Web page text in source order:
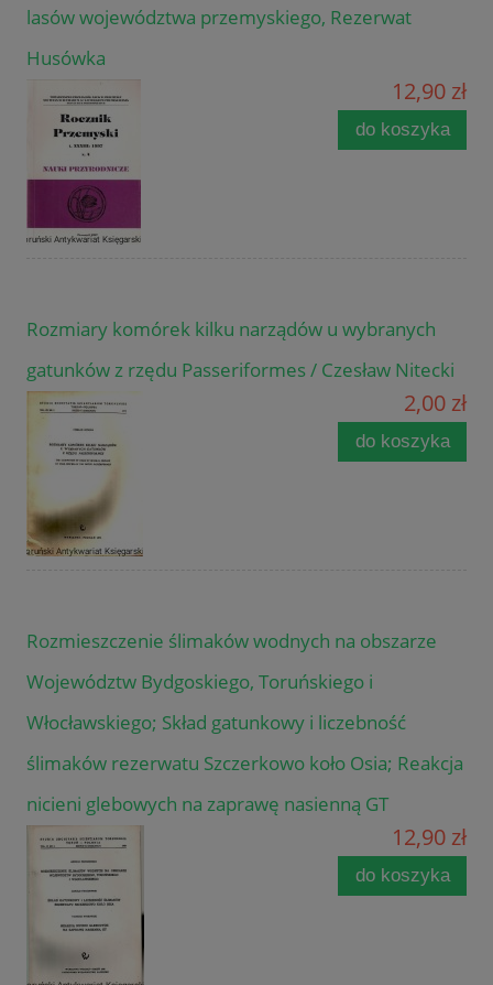
lasów województwa przemyskiego, Rezerwat
Husówka
12,90 zł
do koszyka
Rozmiary komórek kilku narządów u wybranych
gatunków z rzędu Passeriformes / Czesław Nitecki
2,00 zł
do koszyka
Rozmieszczenie ślimaków wodnych na obszarze
Województw Bydgoskiego, Toruńskiego i
Włocławskiego; Skład gatunkowy i liczebność
ślimaków rezerwatu Szczerkowo koło Osia; Reakcja
nicieni glebowych na zaprawę nasienną GT
12,90 zł
do koszyka